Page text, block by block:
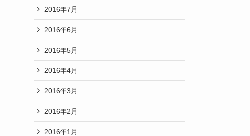
2016年7月
2016年6月
2016年5月
2016年4月
2016年3月
2016年2月
2016年1月